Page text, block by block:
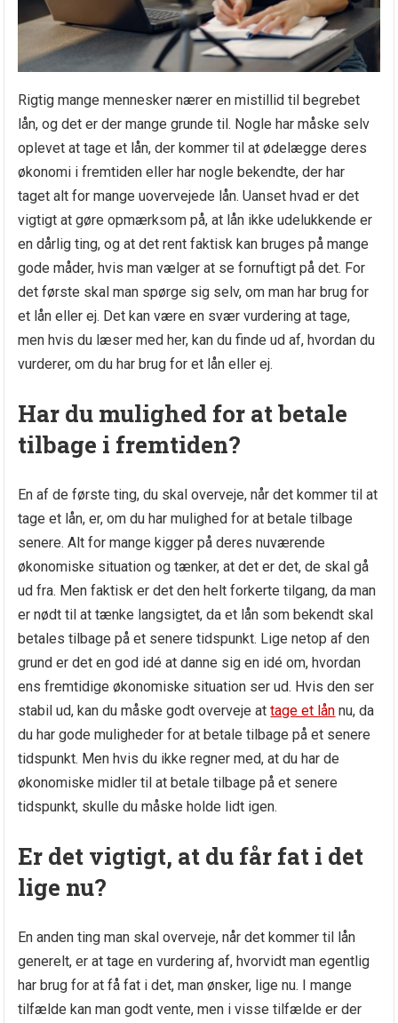
Rigtig mange mennesker nærer en mistillid til begrebet
lån, og det er der mange grunde til. Nogle har måske selv
oplevet at tage et lån, der kommer til at ødelægge deres
økonomi i fremtiden eller har nogle bekendte, der har
taget alt for mange uovervejede lån. Uanset hvad er det
vigtigt at gøre opmærksom på, at lån ikke udelukkende er
en dårlig ting, og at det rent faktisk kan bruges på mange
gode måder, hvis man vælger at se fornuftigt på det. For
det første skal man spørge sig selv, om man har brug for
et lån eller ej. Det kan være en svær vurdering at tage,
men hvis du læser med her, kan du finde ud af, hvordan du
vurderer, om du har brug for et lån eller ej.
Har du mulighed for at betale
tilbage i fremtiden?
En af de første ting, du skal overveje, når det kommer til at
tage et lån, er, om du har mulighed for at betale tilbage
senere. Alt for mange kigger på deres nuværende
økonomiske situation og tænker, at det er det, de skal gå
ud fra. Men faktisk er det den helt forkerte tilgang, da man
er nødt til at tænke langsigtet, da et lån som bekendt skal
betales tilbage på et senere tidspunkt. Lige netop af den
grund er det en god idé at danne sig en idé om, hvordan
ens fremtidige økonomiske situation ser ud. Hvis den ser
stabil ud, kan du måske godt overveje attage et lån nu, da
du har gode muligheder for at betale tilbage på et senere
tidspunkt. Men hvis du ikke regner med, at du har de
økonomiske midler til at betale tilbage på et senere
tidspunkt, skulle du måske holde lidt igen.
Er det vigtigt, at du får fat i det
lige nu?
En anden ting man skal overveje, når det kommer til lån
generelt, er at tage en vurdering af, hvorvidt man egentlig
har brug for at få fat i det, man ønsker, lige nu. I mange
tilfælde kan man godt vente, men i visse tilfælde er der